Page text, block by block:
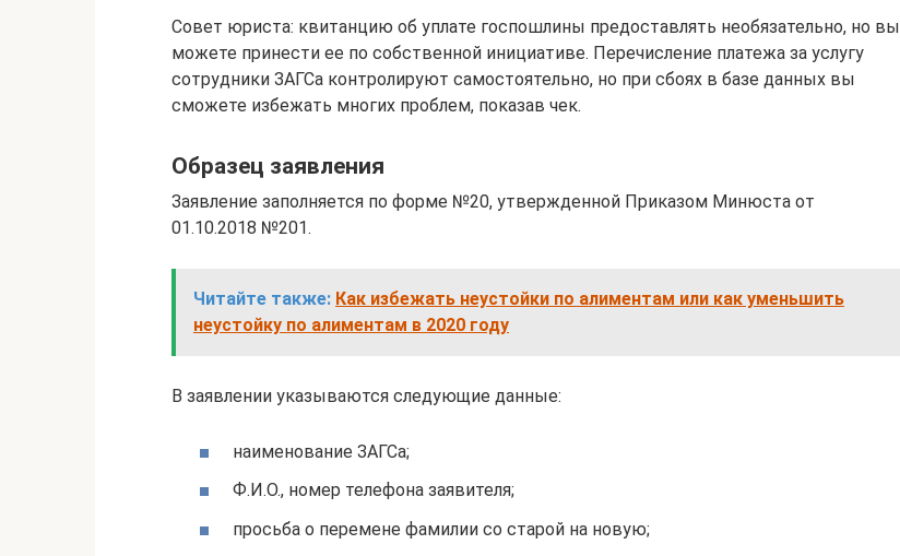
Совет юриста: квитанцию об уплате госпошлины предоставлять необязательно, но вы
можете принести ее по собственной инициативе. Перечисление платежа за услугу
сотрудники ЗАГСа контролируют самостоятельно, но при сбоях в базе данных вы
сможете избежать многих проблем, показав чек.
Образец заявления
Заявление заполняется по форме №20, утвержденной Приказом Минюста от
01.10.2018 №201.
Читайте также: Как избежать неустойки по алиментам или как уменьшить
неустойку по алиментам в 2020 году
В заявлении указываются следующие данные:
наименование ЗАГСа;
Ф.И.О., номер телефона заявителя;
просьба о перемене фамилии со старой на новую;